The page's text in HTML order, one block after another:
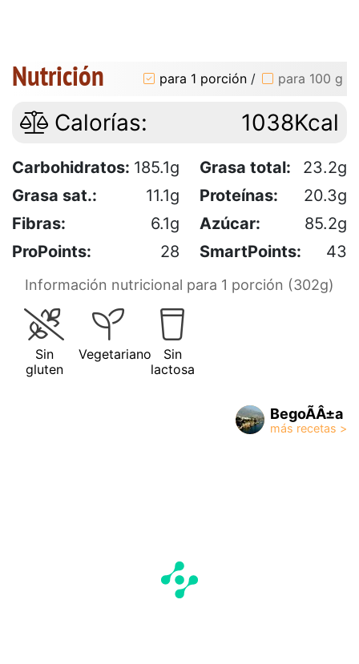
Nutrición para 1 porción / para 100 g
Calorías: 1038Kcal
Carbohidratos: 185.1g Grasa total:
23.2g
Grasa sat.:
11.1g Proteínas:
20.3g
Fibras:
6.1g Azúcar:
85.2g
ProPoints:
28 SmartPoints: 43
Información nutricional para 1 porción (302g)
Sin
gluten
Vegetariano
Sin
lactosa
BegoÃÂ±a